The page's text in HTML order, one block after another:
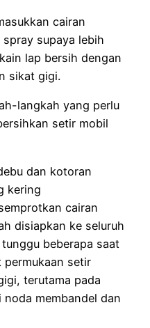
cairan
supaya lebih
lap bersih dengan
sikat gigi.
langkah yang perlu
setir mobil
dan kotoran
kering
cairan
disiapkan ke seluruh
beberapa saat
setir
terutama pada
membandel dan